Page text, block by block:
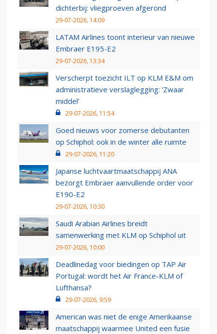
dichterbij: vliegproeven afgerond
29-07-2026, 14:09
LATAM Airlines toont interieur van nieuwe
Embraer E195-E2
29-07-2026, 13:34
Verscherpt toezicht ILT op KLM E&M om
administratieve verslaglegging: ‘Zwaar
middel’
29-07-2026, 11:54
Goed nieuws voor zomerse debutanten
op Schiphol: ook in de winter alle ruimte
29-07-2026, 11:20
Japanse luchtvaartmaatschappij ANA
bezorgt Embraer aanvullende order voor
E190-E2
29-07-2026, 10:30
Saudi Arabian Airlines breidt
samenwerking met KLM op Schiphol uit
29-07-2026, 10:00
Deadlinedag voor biedingen op TAP Air
Portugal: wordt het Air France-KLM of
Lufthansa?
29-07-2026, 9:59
American was niet de enige Amerikaanse
maatschappij waarmee United een fusie